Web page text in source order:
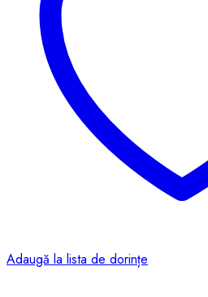
Adaugă la lista de dorințe